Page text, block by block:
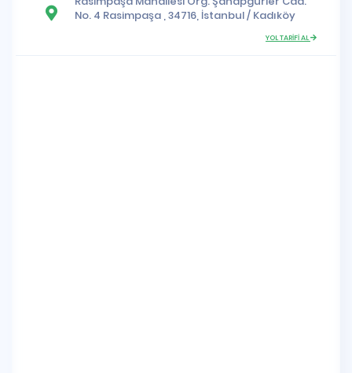
No. 4 Rasimpaşa , 34716, İstanbul/ Kadıköy
YOL TARİFİ AL